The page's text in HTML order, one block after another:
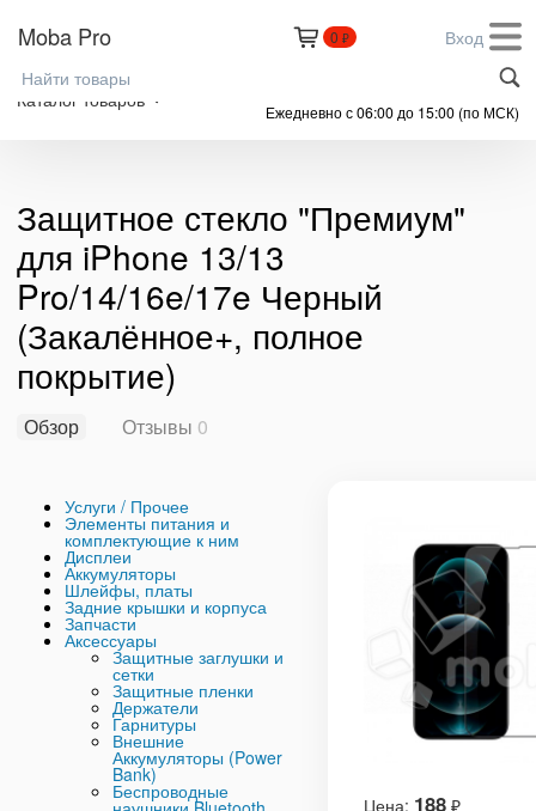
Moba Pro 0 ₽ Вход
Каталог товаров
+7 (999) 305-61-91
Ежедневно с 06:00 до 15:00 (по МСК)
Защитное стекло "Премиум"
для iPhone 13/13
Pro/14/16e/17e Черный
(Закалённое+, полное
покрытие)
Обзор Отзывы 0
Услуги / Прочее
Элементы питания и
комплектующие к ним
Дисплеи
Аккумуляторы
Шлейфы, платы
Задние крышки и корпуса
Запчасти
Аксессуары
Защитные заглушки и
сетки
Защитные пленки
Держатели
Гарнитуры
Внешние
Аккумуляторы (Power
Bank)
Беспроводные
Цена: 188 ₽